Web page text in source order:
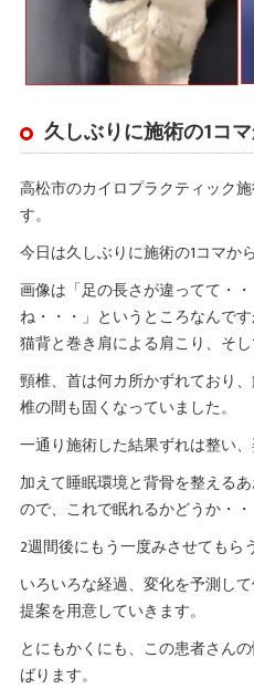
久しぶりに施術の1コ
高松市のカイロプラクティック
す。
今日は久しぶりに施術の1コマから
画像は「足の長さが違ってて・
ね・・・」というところなんで
猫背と巻き肩による肩こり、そ
頸椎、首は何カ所かずれており
椎の間も固くなっていました。
一通り施術した結果ずれは整い、
加えて睡眠環境と背骨を整える
ので、これで眠れるかどうか・・
2週間後にもう一度みさせてもら
いろいろな経過、変化を予測し
提案を用意していきます。
とにもかくにも、この患者さん
ばります。